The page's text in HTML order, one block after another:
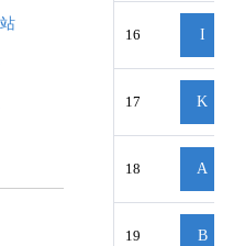
16 I
17 K
18 A
19 B